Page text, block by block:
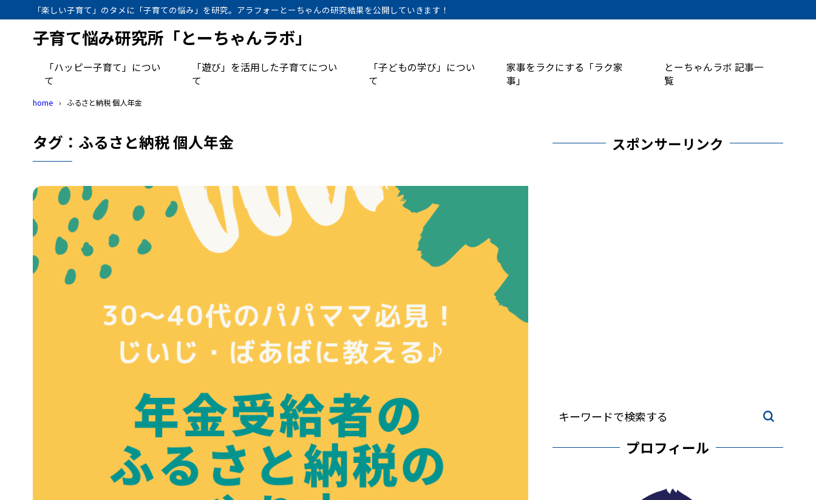
「楽しい子育て」のタメに「子育ての悩み」を研究。アラフォーとーちゃんの研究結果を公開していきます！
子育て悩み研究所「とーちゃんラボ」
「ハッピー子育て」につい
て
「遊び」を活用した子育てについ
て
「子どもの学び」につい
て
家事をラクにする「ラク家
事」
とーちゃんラボ 記事一
覧
home ふるさと納税 個人年金
タグ：ふるさと納税 個人年金 スポンサーリンク
プロフィール